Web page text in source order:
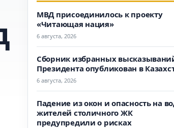
МВД присоединилось к проекту
«Читающая нация»
6 августа, 2026
Сборник избранных
Президента опубликован в
6 августа, 2026
Падение из окон и опасность на
жителей столичного ЖК
предупредили о рисках